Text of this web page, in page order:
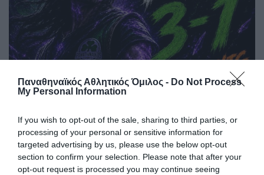
Παναθηναϊκός Αθλητικός Όμιλος - Do Not Process
My Personal Information
If you wish to opt-out of the sale, sharing to third parties, or
processing of your personal or sensitive information for
targeted advertising by us, please use the below opt-out
section to confirm your selection. Please note that after your
opt-out request is processed you may continue seeing
Τελικός και άνοδος για τα esports
HatTrick και προκρίθηκε στον τελικό του HCC παίρνοντας
παράλληλα την άνοδο.
06.08.2026 E-SPORTS